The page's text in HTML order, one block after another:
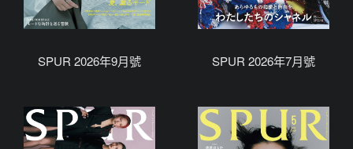
SPUR 2026年9月號 SPUR 2026年7月號